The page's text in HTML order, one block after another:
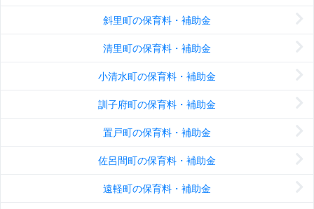
斜里町の保育料・補助金
清里町の保育料・補助金
小清水町の保育料・補助金
訓子府町の保育料・補助金
置戸町の保育料・補助金
佐呂間町の保育料・補助金
遠軽町の保育料・補助金